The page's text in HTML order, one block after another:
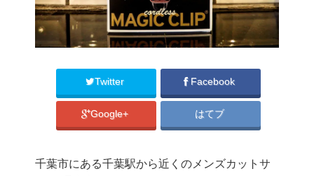
Twitter Facebook
Google+ はてブ
千葉市にある千葉駅から近くのメンズカットサ